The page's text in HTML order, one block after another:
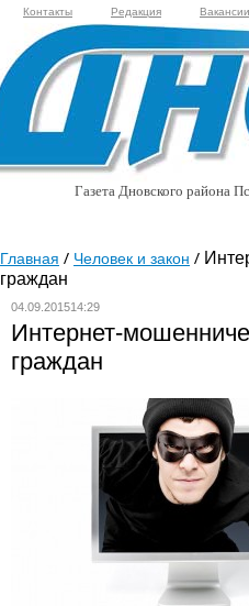
Контакты Редакция Вакансии
Газета Дновского района
Главная Человек и закон
граждан
04.09.201514:29
Интернет-
граждан